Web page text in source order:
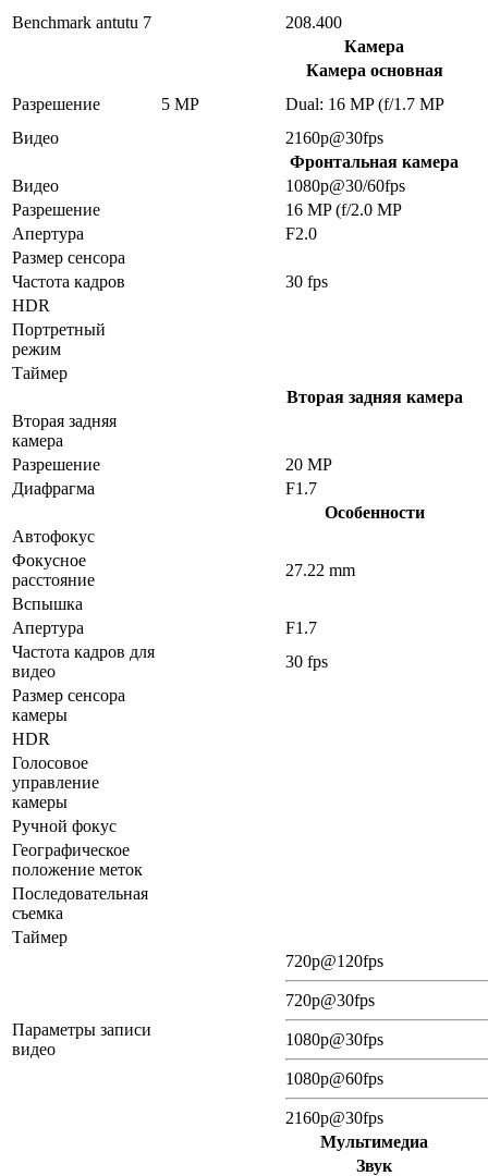
Benchmark antutu 7
208.400
Камера
Камера основная
Разрешение
5 MP
Dual: 16 MP (f/1.7 MP
Видео
2160p@30fps
Фронтальная камера
Видео
1080p@30/60fps
Разрешение
16 MP (f/2.0 MP
Апертура
F2.0
Размер сенсора
Частота кадров
30 fps
HDR
Портретный
режим
Таймер
Вторая задняя камера
Вторая задняя
камера
Разрешение
20 MP
Диафрагма
F1.7
Особенности
Автофокус
Фокусное
расстояние
27.22 mm
Вспышка
Апертура
F1.7
Частота кадров для
видео
30 fps
Размер сенсора
камеры
HDR
Голосовое
управление
камеры
Ручной фокус
Географическое
положение меток
Последовательная
съемка
Таймер
Параметры записи
видео
720p@120fps
720p@30fps
1080p@30fps
1080p@60fps
2160p@30fps
Мультимедиа
Звук